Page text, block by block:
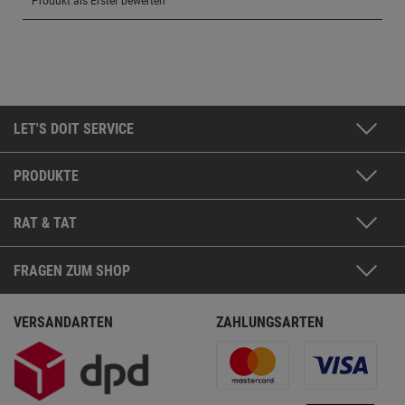
LET'S DOIT SERVICE
PRODUKTE
RAT & TAT
FRAGEN ZUM SHOP
VERSANDARTEN ZAHLUNGSARTEN